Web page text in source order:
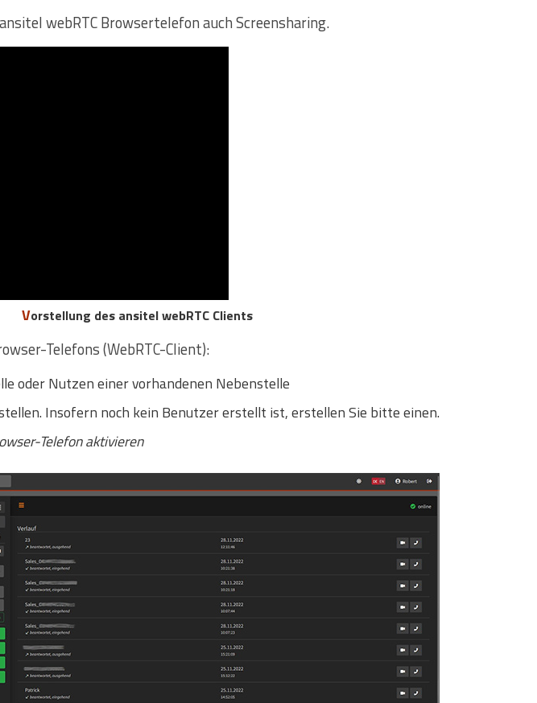
webRTC Browsertelefon auch Screensharing.
Vorstellung des ansitel webRTC Clients
Telefons (WebRTC-Client):
oder Nutzen einer vorhandenen Nebenstelle
Insofern noch kein Benutzer erstellt ist, erstellen Sie bitte einen.
Telefon aktivieren